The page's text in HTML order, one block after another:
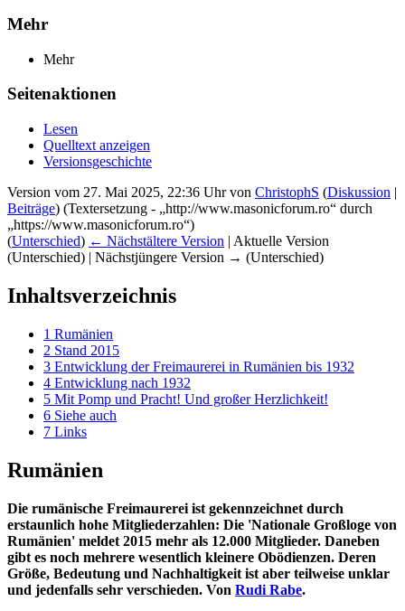
Mehr
Mehr
Seitenaktionen
Lesen
Quelltext anzeigen
Versionsgeschichte
Version vom 27. Mai 2025, 22:36 Uhr von ChristophS (Diskussion |
Beiträge) (Textersetzung - „http://www.masonicforum.ro“ durch
„https://www.masonicforum.ro“)
(Unterschied) ← Nächstältere Version | Aktuelle Version
(Unterschied) | Nächstjüngere Version → (Unterschied)
Inhaltsverzeichnis
1 Rumänien
2 Stand 2015
3 Entwicklung der Freimaurerei in Rumänien bis 1932
4 Entwicklung nach 1932
5 Mit Pomp und Pracht! Und großer Herzlichkeit!
6 Siehe auch
7 Links
Rumänien
Die rumänische Freimaurerei ist gekennzeichnet durch
erstaunlich hohe Mitgliederzahlen: Die 'Nationale Großloge von
Rumänien' meldet 2015 mehr als 12.000 Mitglieder. Daneben
gibt es noch mehrere wesentlich kleinere Obödienzen. Deren
Größe, Bedeutung und Nachhaltigkeit ist aber teilweise unklar
und jedenfalls sehr verschieden. Von Rudi Rabe.